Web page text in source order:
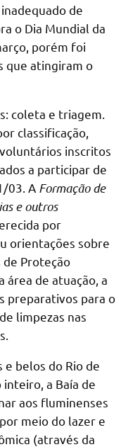
de
o Dia Mundial da
porém foi
que atingiram o
coleta e triagem.
classificação,
inscritos
a participar de
03. A Formação de
e outros
por
orientações sobre
de Proteção
área de atuação, a
preparativos para o
limpezas nas
e belos do Rio de
a Baía de
aos fluminenses
meio do lazer e
(através da